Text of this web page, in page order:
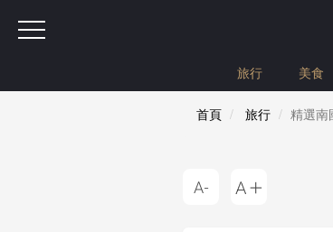
旅行 美食
首頁 旅行 精選南